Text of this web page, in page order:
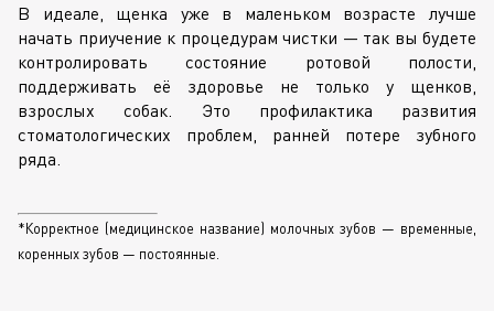
В идеале, щенка уже в маленьком возрасте лучше
начать приучение к процедурам чистки — так вы будете
контролировать состояние ротовой полости,
поддерживать её здоровье не только у щенков,
взрослых собак. Это профилактика развития
стоматологических проблем, ранней потере зубного
ряда.
*Корректное (медицинское название) молочных зубов — временные,
коренных зубов — постоянные.